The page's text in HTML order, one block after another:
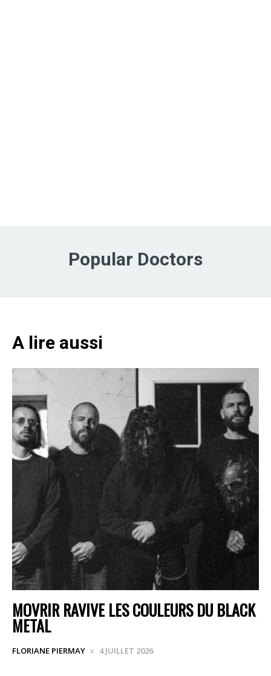
Popular Doctors
A lire aussi
MOVRIR RAVIVE LES COULEURS DU BLACK
METAL
FLORIANE PIERMAY 4 JUILLET 2026